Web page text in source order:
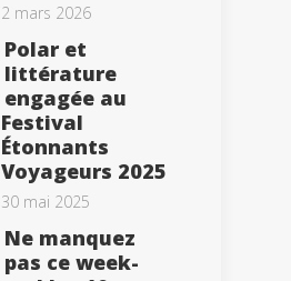
2 mars 2026
Polar et
littérature
engagée au
Festival
Étonnants
Voyageurs 2025
30 mai 2025
Ne manquez
pas ce week-